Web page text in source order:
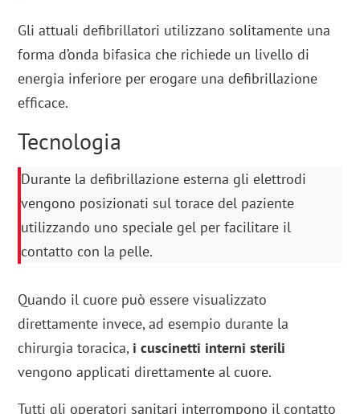
Gli attuali defibrillatori utilizzano solitamente una
forma d’onda bifasica che richiede un livello di
energia inferiore per erogare una defibrillazione
efficace.
Tecnologia
Durante la defibrillazione esterna gli elettrodi
vengono posizionati sul torace del paziente
utilizzando uno speciale gel per facilitare il
contatto con la pelle.
Quando il cuore può essere visualizzato
direttamente invece, ad esempio durante la
chirurgia toracica, i cuscinetti interni sterili
vengono applicati direttamente al cuore.
Tutti gli operatori sanitari interrompono il contatto